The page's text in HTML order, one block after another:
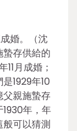
婚。（沈
存供給的
月成婚；
1929年10
父親施蟄存
年，年
可以猜測